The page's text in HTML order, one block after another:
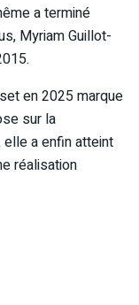
a terminé
Myriam Guillot-
en 2025 marque
sur la
a enfin atteint
réalisation